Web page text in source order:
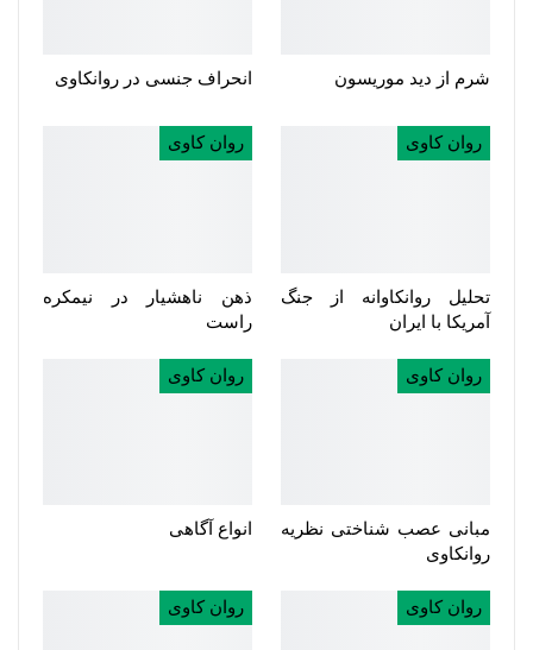
شرم از دید موریسون انحراف جنسی در روانکاوی
روان کاوی
تحلیل روانکاوانه از جنگ
آمریکا با ایران
روان کاوی
ذهن ناهشیار در نیمکره
راست
روان کاوی
مبانی عصب شناختی نظریه
روانکاوی
روان کاوی
انواع آگاهی
روان کاوی روان کاوی